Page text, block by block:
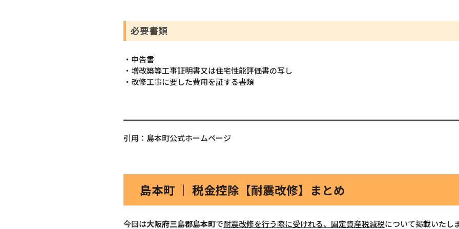
必要書類
・申告書
・増改築等工事証明書又は住宅性能評価書の写し
・改修工事に要した費用を証する書類
引用：島本町公式ホームページ
島本町 ｜ 税金控除【耐震改修】まとめ
今回は大阪府三島郡島本町で耐震改修を行う際に受けれる、固定資産税減税について掲載いたし